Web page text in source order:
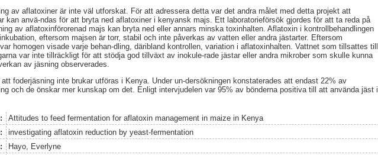
av aflatoxiner är inte väl utforskat. För att adressera detta var det andra målet med detta projekt att
kan anvä-ndas för att bryta ned aflatoxiner i kenyansk majs. Ett laboratorieförsök gjordes för att ta reda på
av aflatoxinförorenad majs kan bryta ned eller annars minska toxinhalten. Aflatoxin i kontrollbehandlingen
eftersom majsen är torr, stabil och inte påverkas av vatten eller andra jästarter. Eftersom
homogen visade varje behan-dling, däribland kontrollen, variation i aflatoxinhalten. Vattnet som tillsattes till
var inte tillräckligt för att stödja god tillväxt av inokule-rade jästar eller andra mikrober som skulle kunna
av jäsning observerades.
att foderjäsning inte brukar utföras i Kenya. Under un-dersökningen konstaterades att endast 22% av
och de önskar mer kunskap om det. Enligt intervjudelen var 95% av bönderna positiva till att använda jäst i
Attitudes to feed fermentation for aflatoxin management in maize in Kenya
investigating aflatoxin reduction by yeast-fermentation
Hayo, Everlyne